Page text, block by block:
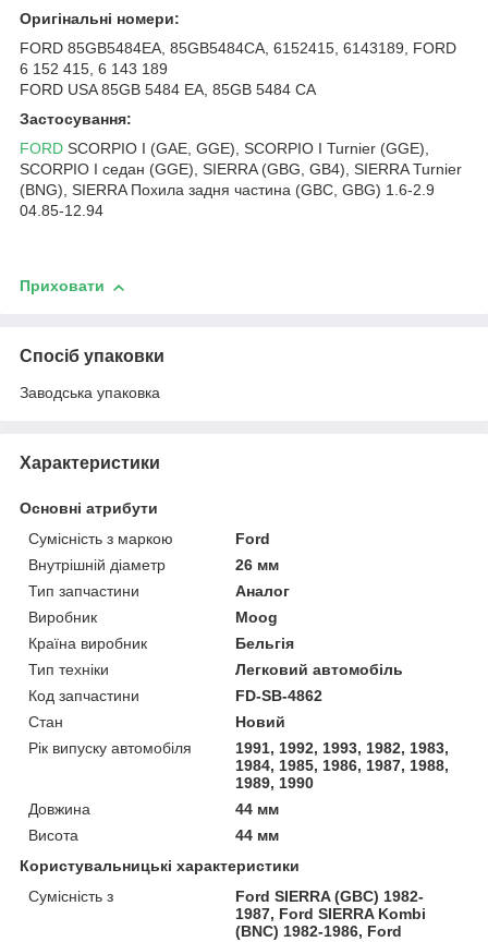
Оригінальні номери:
FORD 85GB5484EA, 85GB5484CA, 6152415, 6143189, FORD
6 152 415, 6 143 189
FORD USA 85GB 5484 EA, 85GB 5484 CA
Застосування:
FORD SCORPIO I (GAE, GGE), SCORPIO I Turnier (GGE),
SCORPIO I седан (GGE), SIERRA (GBG, GB4), SIERRA Turnier
(BNG), SIERRA Похила задня частина (GBC, GBG) 1.6-2.9
04.85-12.94
Приховати
Спосіб упаковки
Заводська упаковка
Характеристики
Основні атрибути
Сумісність з маркою
Ford
Внутрішній діаметр
26 мм
Тип запчастини
Аналог
Виробник
Moog
Країна виробник
Бельгія
Тип техніки
Легковий автомобіль
Код запчастини
FD-SB-4862
Стан
Новий
Рік випуску автомобіля
1991, 1992, 1993, 1982, 1983,
1984, 1985, 1986, 1987, 1988,
1989, 1990
Довжина
44 мм
Висота
44 мм
Користувальницькі характеристики
Сумісність з
Ford SIERRA (GBC) 1982-
1987, Ford SIERRA Kombi
(BNC) 1982-1986, Ford